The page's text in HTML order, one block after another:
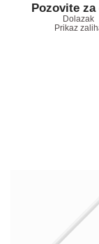
Pozovite za
Dolazak
Prikaz